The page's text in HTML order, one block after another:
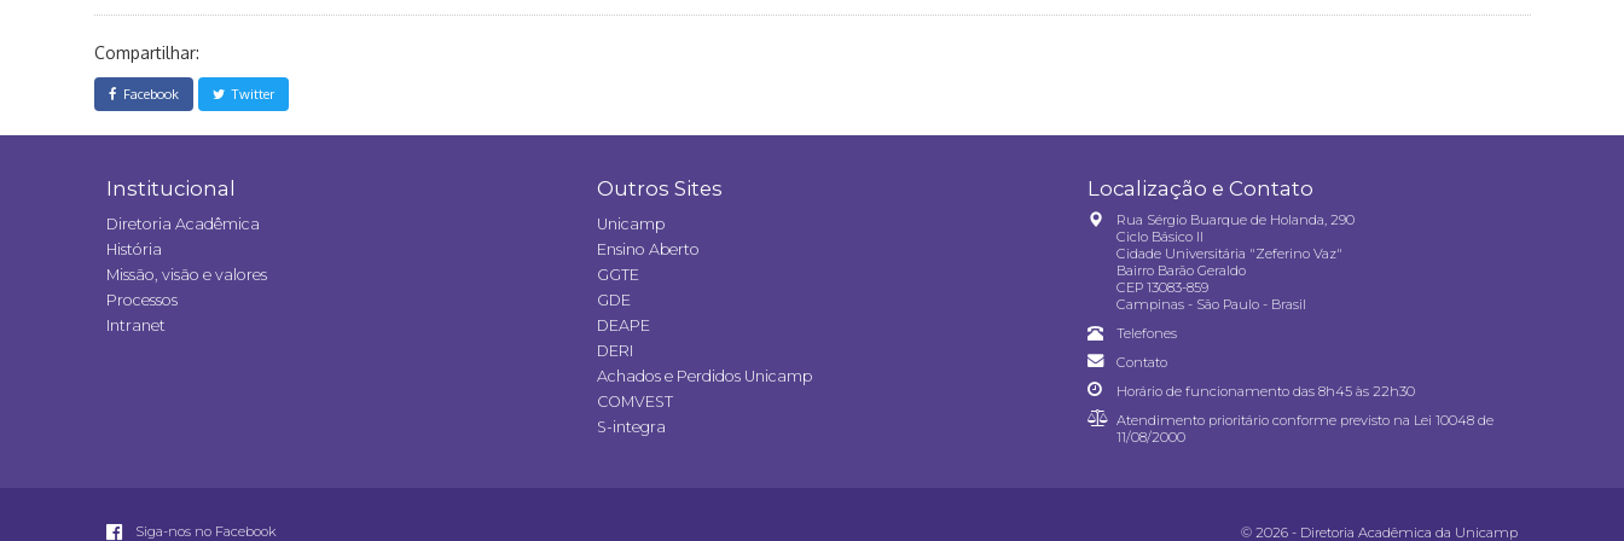
Compartilhar:
Facebook Twitter
Institucional
Diretoria Acadêmica
História
Missão, visão e valores
Processos
Intranet
Outros Sites
Unicamp
Ensino Aberto
GGTE
GDE
DEAPE
DERI
Achados e Perdidos Unicamp
COMVEST
S-integra
Localização e Contato
Rua Sérgio Buarque de Holanda, 290
Ciclo Básico II
Cidade Universitária "Zeferino Vaz"
Bairro Barão Geraldo
CEP 13083-859
Campinas - São Paulo - Brasil
Telefones
Contato
Horário de funcionamento das 8h45 às 22h30
Atendimento prioritário conforme previsto na Lei 10048 de
11/08/2000
Siga-nos no Facebook © 2026 - Diretoria Acadêmica da Unicamp